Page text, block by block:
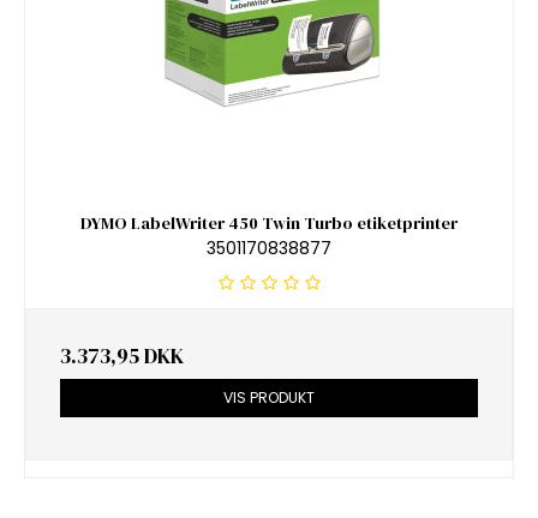
DYMO LabelWriter 450 Twin Turbo etiketprinter
3501170838877
3.373,95 DKK
VIS PRODUKT